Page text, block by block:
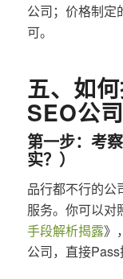
公司；价格制定
可。
五、如
SEO公司
第一步：考
实？）
品行都不行的公
服务。你可以对
手段解析揭露》
公司，直接Pass